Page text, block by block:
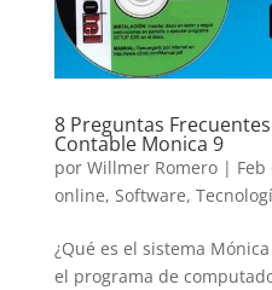
8 Preguntas
Contable Monica 9
por Willmer Romero| Feb
online, Software,
¿Qué es el sistema Mónica
el programa de